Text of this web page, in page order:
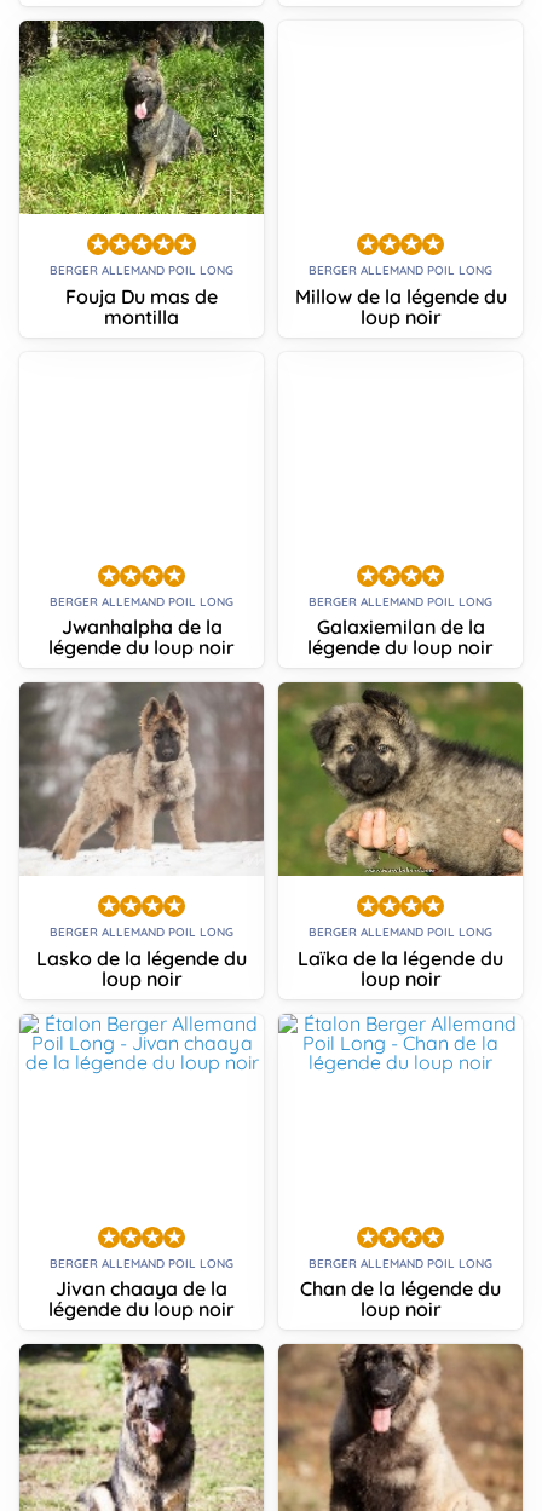
BERGER ALLEMAND POIL LONG
Fouja Du mas de
montilla
BERGER ALLEMAND POIL LONG
Millow de la légende du
loup noir
BERGER ALLEMAND POIL LONG
Jwanhalpha de la
légende du loup noir
BERGER ALLEMAND POIL LONG
Galaxiemilan de la
légende du loup noir
BERGER ALLEMAND POIL LONG
Lasko de la légende du
loup noir
BERGER ALLEMAND POIL LONG
Laïka de la légende du
loup noir
BERGER ALLEMAND POIL LONG
Jivan chaaya de la
légende du loup noir
BERGER ALLEMAND POIL LONG
Chan de la légende du
loup noir